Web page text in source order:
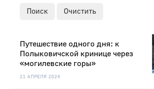
Поиск Очистить
21 АПРЕЛЯ 2024
Путешествие одного дня: к
Полыковичской кринице через
«могилевские горы»